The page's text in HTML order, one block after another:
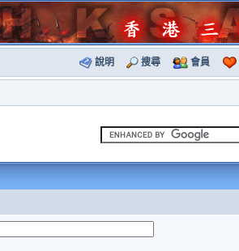
說明 搜尋 會員